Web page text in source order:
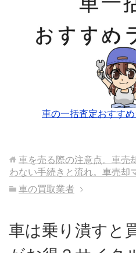
車の一括査定おすす
車を売る際の注意点。車売
わない手続きと流れ。車売却
車の買取業者
車は乗り潰すと